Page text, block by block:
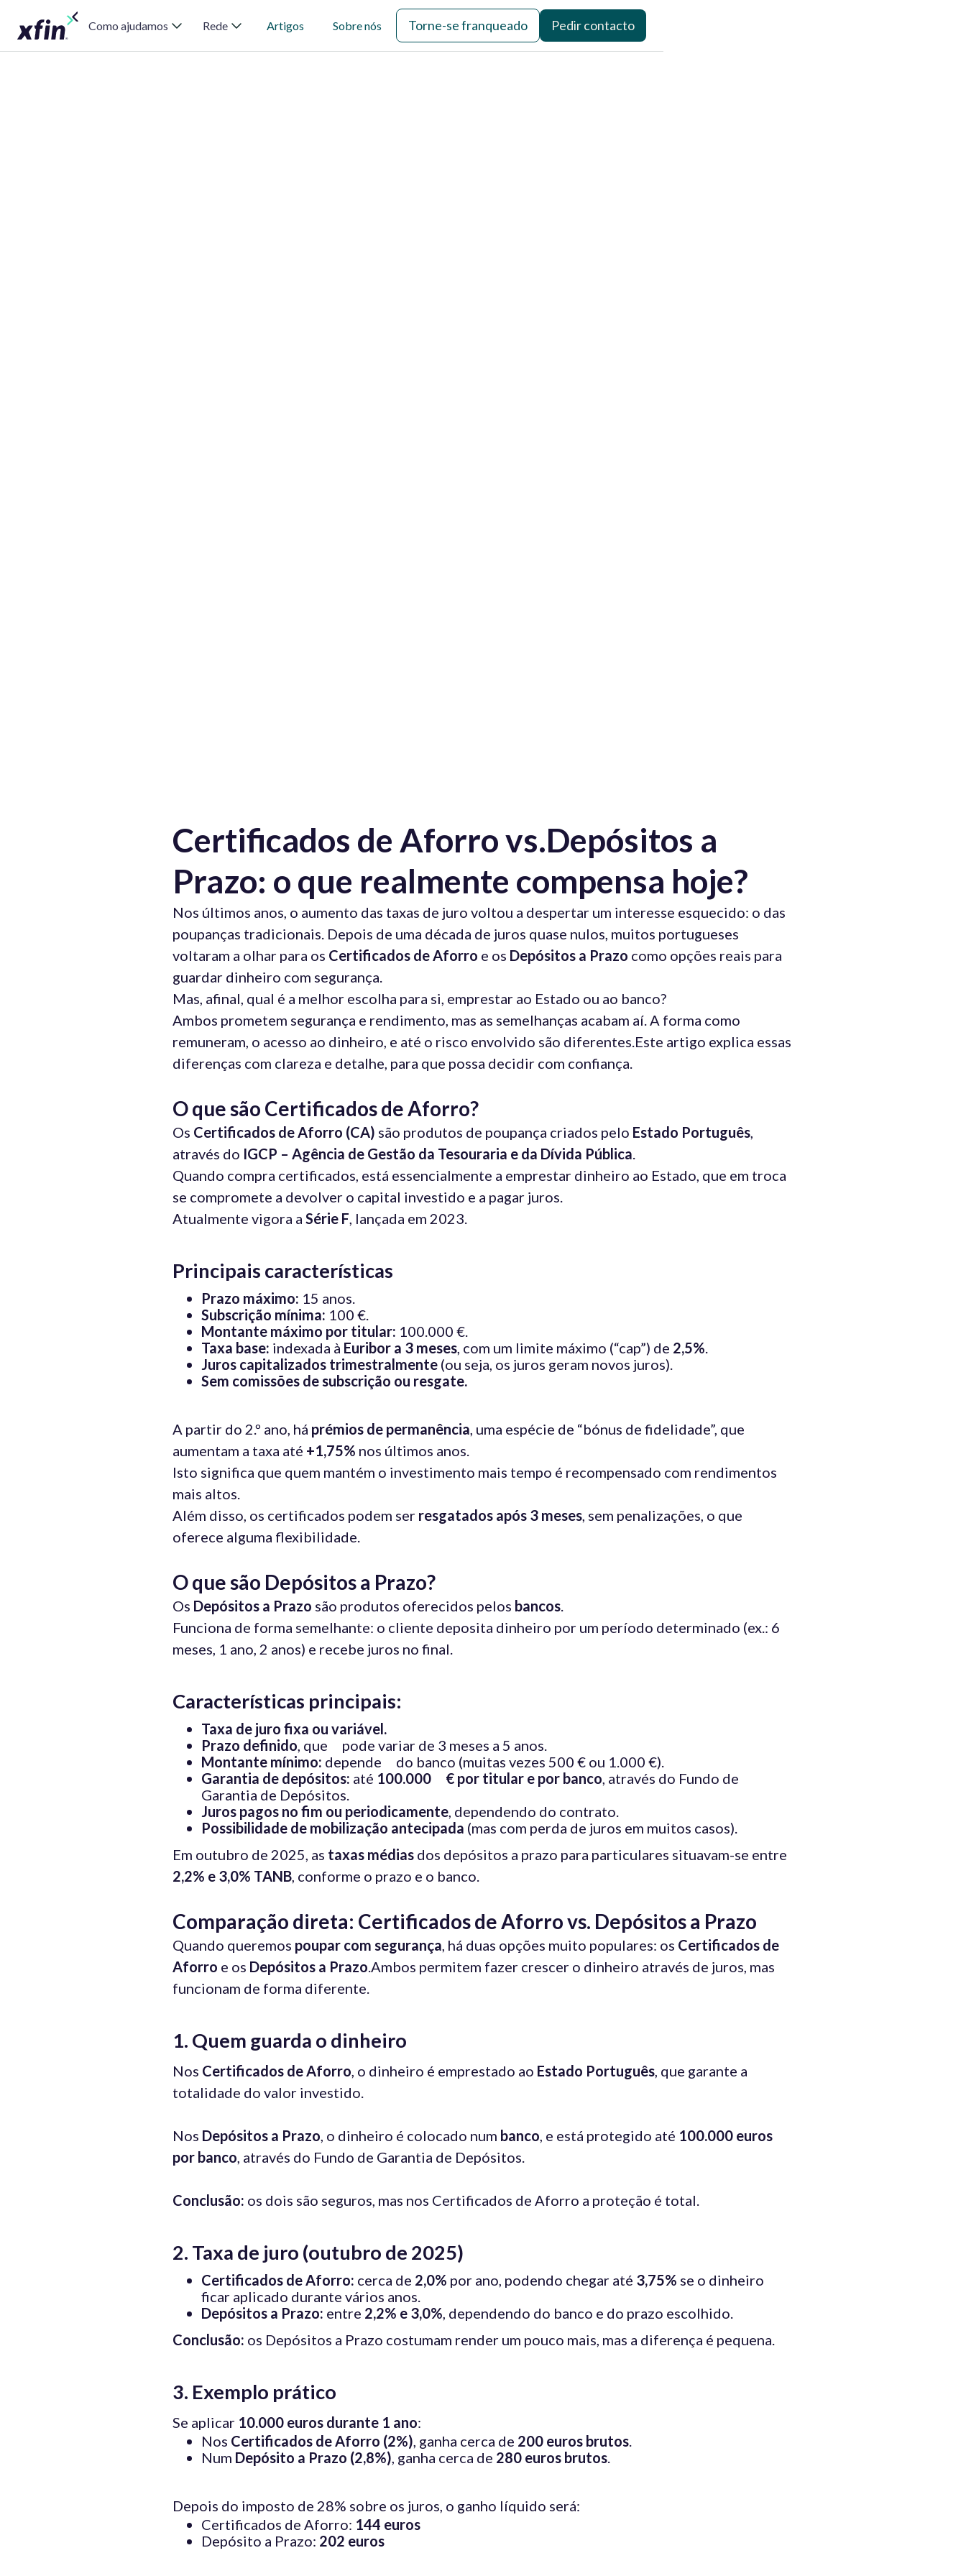
Como ajudamos Rede Artigos Sobre nós Torne-se franqueado Pedir contacto
Certificados de Aforro vs.Depósitos a
Prazo: o que realmente compensa hoje?
Nos últimos anos, o aumento das taxas de juro voltou a despertar um interesse esquecido: o das
poupanças tradicionais. Depois de uma década de juros quase nulos, muitos portugueses
voltaram a olhar para os Certificados de Aforro e os Depósitos a Prazo como opções reais para
guardar dinheiro com segurança.
Mas, afinal, qual é a melhor escolha para si, emprestar ao Estado ou ao banco?
Ambos prometem segurança e rendimento, mas as semelhanças acabam aí. A forma como
remuneram, o acesso ao dinheiro, e até o risco envolvido são diferentes.Este artigo explica essas
diferenças com clareza e detalhe, para que possa decidir com confiança.
O que são Certificados de Aforro?
Os Certificados de Aforro (CA) são produtos de poupança criados pelo Estado Português,
através do IGCP – Agência de Gestão da Tesouraria e da Dívida Pública
Quando compra certificados, está essencialmente a emprestar dinheiro ao Estado, que em troca
se compromete a devolver o capital investido e a pagar juros.
Atualmente vigora a Série F , lançada em 2023.
Principais características
Prazo máximo: 15 anos.
Subscrição mínima: 100 €.
Montante máximo por titular: 100.000 €.
Taxa base: indexada à Euribor a 3 meses, com um limite máximo (“cap”) de 2,5%
Juros capitalizados trimestralmente(ou seja, os juros geram novos juros).
Sem comissões de subscrição ou resgate.
A partir do 2.º ano, há prémios de permanência , uma espécie de “bónus de fidelidade”, que
aumentam a taxa até +1,75% nos últimos anos.
Isto significa que quem mantém o investimento mais tempo é recompensado com rendimentos
mais altos.
Além disso, os certificados podem ser resgatados após 3 meses, sem penalizações, o que
oferece alguma flexibilidade.
O que são Depósitos a Prazo?
Os Depósitos a Prazo são produtos oferecidos pelos bancos.
Funciona de forma semelhante: o cliente deposita dinheiro por um período determinado (ex.: 6
meses, 1 ano, 2 anos) e recebe juros no final.
Características principais:
Taxa de juro fixa ou variável.
Prazo definido , que pode variar de 3 meses a 5 anos.
Montante mínimo: depende do banco (muitas vezes 500 € ou 1.000 €).
Garantia de depósitos: até 100.000 € por titular e por banco , através do Fundo de
Garantia de Depósitos.
Juros pagos no fim ou periodicamente, dependendo do contrato.
Possibilidade de mobilização antecipada (mas com perda de juros em muitos casos).
Em outubro de 2025, as taxas médiasdos depósitos a prazo para particulares situavam-se entre
2,2% e 3,0% TANB, conforme o prazo e o banco.
Comparação direta: Certificados de Aforro vs. Depósitos a Prazo
Quando queremos poupar com segurança , há duas opções muito populares: os Certificados de
Aforro e os Depósitos a Prazo .Ambos permitem fazer crescer o dinheiro através de juros, mas
funcionam de forma diferente.
1. Quem guarda o dinheiro
Nos Certificados de Aforro , o dinheiro é emprestado ao Estado Português, que garante a
totalidade do valor investido.
Nos Depósitos a Prazo , o dinheiro é colocado num banco , e está protegido até 100.000 euros
por banco , através do Fundo de Garantia de Depósitos.
Conclusão: os dois são seguros, mas nos Certificados de Aforro a proteção é total.
2. Taxa de juro (outubro de 2025)
Certificados de Aforro: cerca de 2,0% por ano, podendo chegar até 3,75% se o dinheiro
ficar aplicado durante vários anos.
Depósitos a Prazo: entre 2,2% e 3,0% , dependendo do banco e do prazo escolhido.
Conclusão: os Depósitos a Prazo costumam render um pouco mais, mas a diferença é pequena.
3. Exemplo prático
Se aplicar 10.000 euros durante 1 ano:
Nos Certificados de Aforro (2%) , ganha cerca de 200 euros brutos.
Num Depósito a Prazo (2,8%) , ganha cerca de 280 euros brutos.
Depois do imposto de 28% sobre os juros, o ganho líquido será:
Certificados de Aforro: 144 euros
Depósito a Prazo: 202 euros